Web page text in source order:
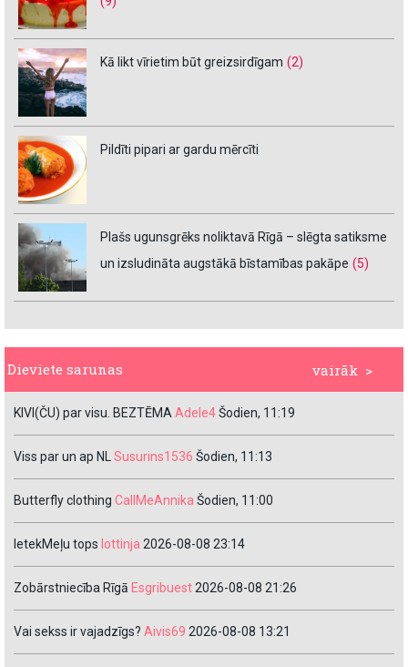
Kā likt vīrietim būt greizsirdīgam (2)
Pildīti pipari ar gardu mērcīti
Plašs ugunsgrēks noliktavā Rīgā – slēgta satiksme
un izsludināta augstākā bīstamības pakāpe (5)
vairāk >
Dieviete sarunas
KIVI(ČU) par visu. BEZTĒMAAdele4Šodien, 11:19
Viss par un ap NLSusurins1536 Šodien, 11:13
Butterfly clothing CallMeAnnika Šodien, 11:00
IetekMeļu tops lottinja 2026-08-08 23:14
Zobārstniecība Rīgā Esgribuest2026-08-08 21:26
Vai sekss ir vajadzīgs? Aivis69 2026-08-08 13:21